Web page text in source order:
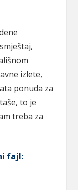
izlete,
ponuda za
to je
treba za
fajl: